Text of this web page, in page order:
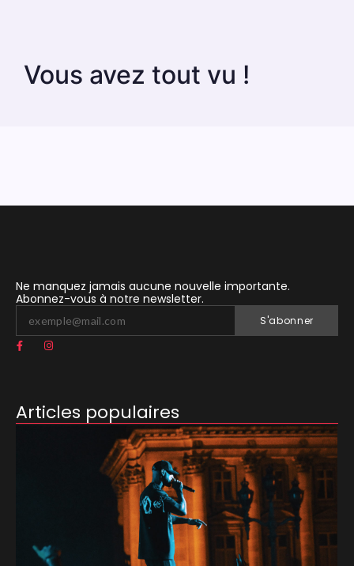
Vous avez tout vu !
Ne manquez jamais aucune nouvelle importante.
Abonnez-vous à notre newsletter.
S'abonner
Articles populaires